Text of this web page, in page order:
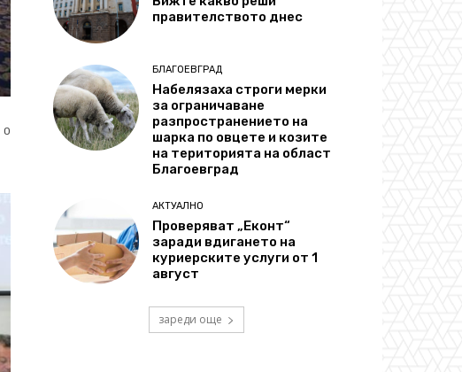
0
правителството днес
БЛАГОЕВГРАД
Набелязаха строги мерки
за ограничаване
разпространението на
шарка по овцете и козите
на територията на област
Благоевград
АКТУАЛНО
Проверяват „Еконт“
заради вдигането на
куриерските услуги от 1
август
зареди още